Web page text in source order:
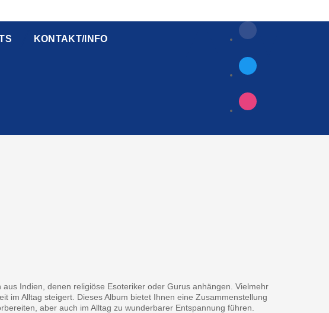
KONTAKT/INFO
Indien, denen religiöse Esoteriker oder Gurus anhängen. Vielmehr
im Alltag steigert. Dieses Album bietet Ihnen eine Zusammenstellung
aber auch im Alltag zu wunderbarer Entspannung führen.